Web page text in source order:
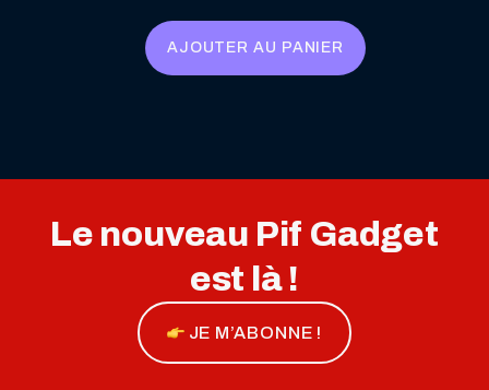
AJOUTER AU PANIER
Le nouveau Pif Gadget
est là !
JE M’ABONNE !